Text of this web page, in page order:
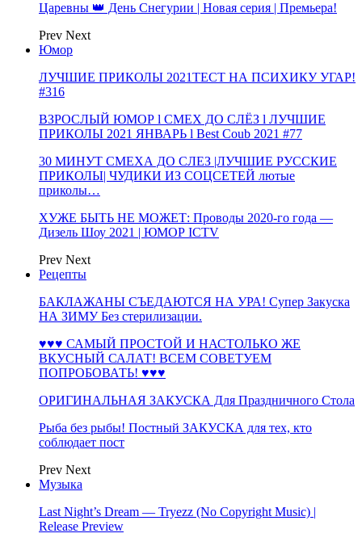
Царевны 👑 День Снегурии | Новая серия | Премьера!
Prev Next
Юмор
ЛУЧШИЕ ПРИКОЛЫ 2021ТЕСТ НА ПСИХИКУ УГАР!
#316
ВЗРОСЛЫЙ ЮМОР l СМЕХ ДО СЛЁЗ l ЛУЧШИЕ
ПРИКОЛЫ 2021 ЯНВАРЬ l Best Coub 2021 #77
30 МИНУТ СМЕХА ДО СЛЕЗ |ЛУЧШИЕ РУССКИЕ
ПРИКОЛЫ| ЧУДИКИ ИЗ СОЦСЕТЕЙ лютые
приколы…
ХУЖЕ БЫТЬ НЕ МОЖЕТ: Проводы 2020-го года —
Дизель Шоу 2021 | ЮМОР ICTV
Prev Next
Рецепты
БАКЛАЖАНЫ СЪЕДАЮТСЯ НА УРА! Супер Закуска
НА ЗИМУ Без стерилизации.
♥♥♥ САМЫЙ ПРОСТОЙ И НАСТОЛЬКО ЖЕ
ВКУСНЫЙ САЛАТ! ВСЕМ СОВЕТУЕМ
ПОПРОБОВАТЬ! ♥♥♥
ОРИГИНАЛЬНАЯ ЗАКУСКА Для Праздничного Стола
Рыба без рыбы! Постный ЗАКУСКА для тех, кто
соблюдает пост
Prev Next
Музыка
Last Night’s Dream — Tryezz (No Copyright Music) |
Release Preview